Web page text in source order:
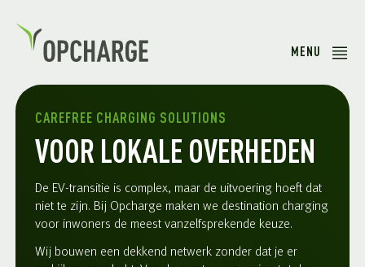
MENU
CAREFREE CHARGING SOLUTIONS
VOOR LOKALE OVERHEDEN
De EV-transitie is complex, maar de uitvoering hoeft dat
niet te zijn. Bij Opcharge maken we destination charging
voor inwoners de meest vanzelfsprekende keuze.
Wij bouwen een dekkend netwerk zonder dat je er